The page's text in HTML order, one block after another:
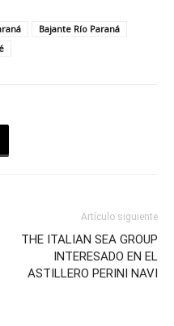
Bajante Río Paraná
Artículo siguiente
THE ITALIAN SEA GROUP
INTERESADO EN EL
ASTILLERO PERINI NAVI